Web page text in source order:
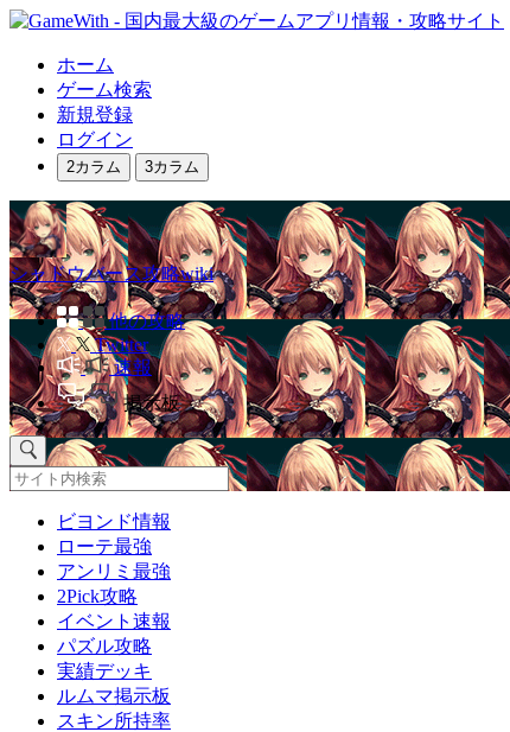
ホーム
ゲーム検索
新規登録
ログイン
2カラム 3カラム
シャドウバース攻略wiki
他の攻略
Twitter
速報
掲示板
ビヨンド情報
ローテ最強
アンリミ最強
2Pick攻略
イベント速報
パズル攻略
実績デッキ
ルムマ掲示板
スキン所持率